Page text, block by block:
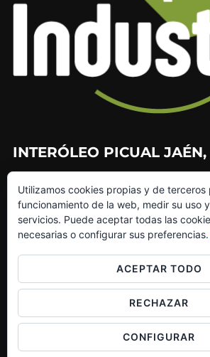
INTERÓLEO PICUAL JAÉN,
953 226 010
953 272 499
info@interoleo.com
canaldedenuncias@interoleo.com
Inspiro Themepor
Utilizamos cookies propias y de
funcionamiento de la web, medir su uso
servicios. Puede aceptar todas las
necesarias o configurar sus preferencias.
ACEPTAR TODO
RECHAZAR
CONFIGURAR